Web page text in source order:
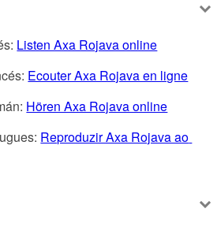
Listen Axa Rojava online
Ecouter Axa Rojava en ligne
Hören Axa Rojava online
Reproduzir Axa Rojava ao